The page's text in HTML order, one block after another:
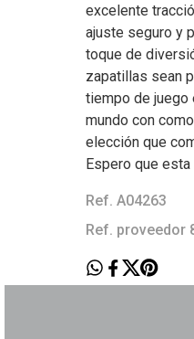
excelente
ajuste seguro y
toque de
zapatillas sean
tiempo de juego
mundo con
elección que
Espero que
Ref. A04263
Ref. proveedor